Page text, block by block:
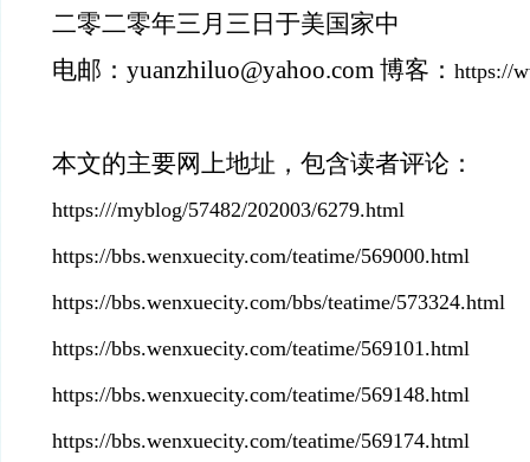
二零二零年三月三日于美国家中
电邮： yuanzhiluo@yahoo.com 博客： https://
本文的主要网上地址，包含读者评论：
https:///myblog/57482/202003/6279.html
https://bbs.wenxuecity.com/teatime/569000.html
https://bbs.wenxuecity.com/bbs/teatime/573324.html
https://bbs.wenxuecity.com/teatime/569101.html
https://bbs.wenxuecity.com/teatime/569148.html
https://bbs.wenxuecity.com/teatime/569174.html